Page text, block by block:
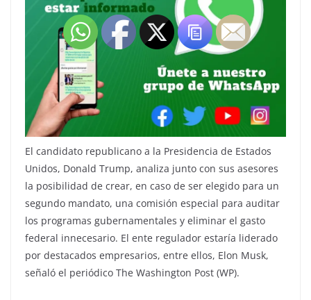
El candidato republicano a la Presidencia de Estados
Unidos, Donald Trump, analiza junto con sus asesores
la posibilidad de crear, en caso de ser elegido para un
segundo mandato, una comisión especial para auditar
los programas gubernamentales y eliminar el gasto
federal innecesario. El ente regulador estaría liderado
por destacados empresarios, entre ellos, Elon Musk,
señaló el periódico The Washington Post (WP).